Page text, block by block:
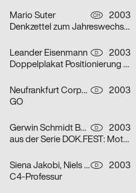
Mario Suter CH
2003
Denkzettel zum Jahreswechsel: Öl
Leander Eisenmann D
2003
Doppelplakat Positionierung – Design und Architektur, von der Ausbildung zum Beruf?
Neufrankfurt Corporate Design GmbH D
2003
GO
Gerwin Schmidt Büro für visuelle Gestaltung D
2003
aus der Serie DOK.FEST: Motiv Schrei – Motiv Kuss
Siena Jakobi, Niels Verhaag D
2003
C4-Professur